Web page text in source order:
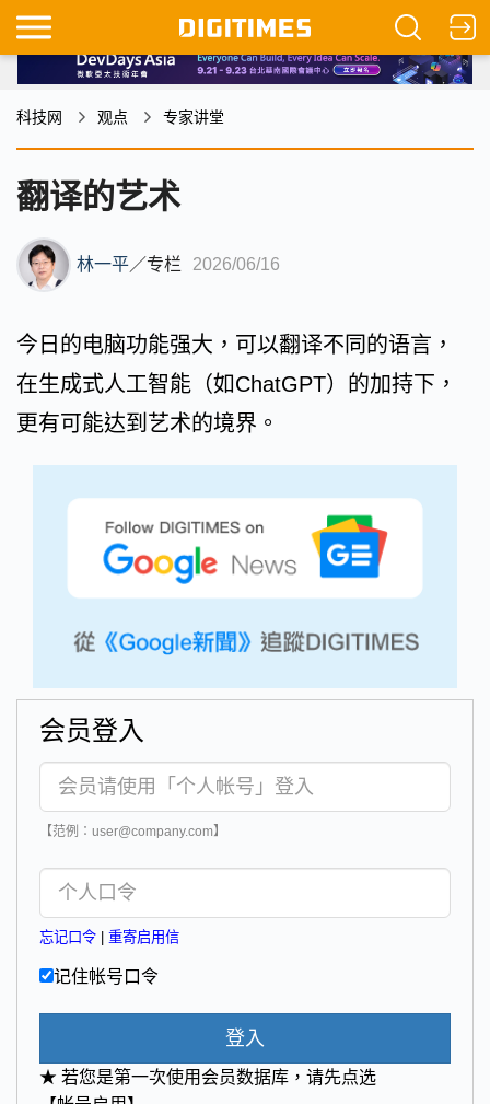
科技网 观点 专家讲堂
翻译的艺术
林一平／专栏 2026/06/16
今日的电脑功能强大，可以翻译不同的语言，
在生成式人工智能（如ChatGPT）的加持下，
更有可能达到艺术的境界。
会员登入
【范例：user@company.com】
忘记口令 重寄启用信
记住帐号口令
登入
★ 若您是第一次使用会员数据库，请先点选